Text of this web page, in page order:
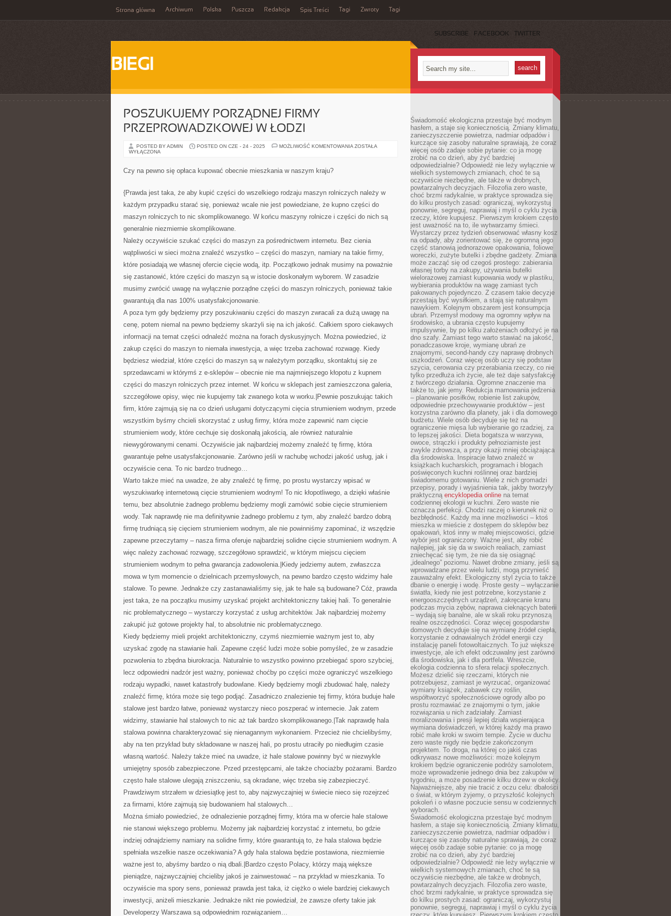
Strona główna Archiwum Polska Puszcza Redakcja Spis Treści Tagi Zwroty Tagi
SUBSCRIBE FACEBOOK TWITTER
BIEGI
POSZUKUJEMY PORZĄDNEJ FIRMY
PRZEPROWADZKOWEJ W ŁODZI
POSTED BY ADMIN POSTED ON CZE - 24 - 2025 MOŻLIWOŚĆ KOMENTOWANIA POSZUKUJEMY
ZOSTAŁA
WYŁĄCZONA
Czy na pewno się opłaca kupować obecnie mieszkania w naszym kraju?
{Prawda jest taka, że aby kupić części do wszelkiego rodzaju maszyn rolniczych należy w
każdym przypadku starać się, ponieważ wcale nie jest powiedziane, że kupno części do
maszyn rolniczych to nic skomplikowanego. W końcu maszyny rolnicze i części do nich są
generalnie niezmiernie skomplikowane.
Należy oczywiście szukać części do maszyn za pośrednictwem internetu. Bez cienia
wątpliwości w sieci można znaleźć wszystko – części do maszyn, namiary na takie firmy,
które posiadają we własnej ofercie cięcie wodą, itp. Początkowo jednak musimy na poważnie
się zastanowić, które części do maszyn są w istocie doskonałym wyborem. W zasadzie
musimy zwrócić uwagę na wyłącznie porządne części do maszyn rolniczych, ponieważ takie
gwarantują dla nas 100% usatysfakcjonowanie.
A poza tym gdy będziemy przy poszukiwaniu części do maszyn zwracali za dużą uwagę na
cenę, potem niemal na pewno będziemy skarżyli się na ich jakość. Całkiem sporo ciekawych
informacji na temat części odnaleźć można na forach dyskusyjnych. Można powiedzieć, iż
zakup części do maszyn to niemała inwestycja, a więc trzeba zachować rozwagę. Kiedy
będziesz wiedział, które części do maszyn są w należytym porządku, skontaktuj się ze
sprzedawcami w którymś z e-sklepów – obecnie nie ma najmniejszego kłopotu z kupnem
części do maszyn rolniczych przez internet. W końcu w sklepach jest zamieszczona galeria,
szczegółowe opisy, więc nie kupujemy tak zwanego kota w worku.|Pewnie poszukując takich
firm, które zajmują się na co dzień usługami dotyczącymi cięcia strumieniem wodnym, przede
wszystkim byśmy chcieli skorzystać z usług firmy, która może zapewnić nam cięcie
strumieniem wody, które cechuje się doskonałą jakością, ale również naturalnie
niewygórowanymi cenami. Oczywiście jak najbardziej możemy znaleźć tę firmę, która
gwarantuje pełne usatysfakcjonowanie. Zarówno jeśli w rachubę wchodzi jakość usług, jak i
oczywiście cena. To nic bardzo trudnego…
Warto także mieć na uwadze, że aby znaleźć tę firmę, po prostu wystarczy wpisać w
wyszukiwarkę internetową cięcie strumieniem wodnym! To nic kłopotliwego, a dzięki właśnie
temu, bez absolutnie żadnego problemu będziemy mogli zamówić sobie cięcie strumieniem
wody. Tak naprawdę nie ma definitywnie żadnego problemu z tym, aby znaleźć bardzo dobrą
firmę trudniącą się cięciem strumieniem wodnym, ale nie powinniśmy zapominać, iż wszędzie
zapewne przeczytamy – nasza firma oferuje najbardziej solidne cięcie strumieniem wodnym. A
więc należy zachować rozwagę, szczegółowo sprawdzić, w którym miejscu cięciem
strumieniem wodnym to pełna gwarancja zadowolenia.|Kiedy jedziemy autem, zwłaszcza
mowa w tym momencie o dzielnicach przemysłowych, na pewno bardzo często widzimy hale
stalowe. To pewne. Jednakże czy zastanawialiśmy się, jak te hale są budowane? Cóż, prawda
jest taka, że na początku musimy uzyskać projekt architektoniczny takiej hali. To generalnie
nic problematycznego – wystarczy korzystać z usług architektów. Jak najbardziej możemy
zakupić już gotowe projekty hal, to absolutnie nic problematycznego.
Kiedy będziemy mieli projekt architektoniczny, czymś niezmiernie ważnym jest to, aby
uzyskać zgodę na stawianie hali. Zapewne część ludzi może sobie pomyśleć, że w zasadzie
pozwolenia to zbędna biurokracja. Naturalnie to wszystko powinno przebiegać sporo szybciej,
lecz odpowiedni nadzór jest ważny, ponieważ choćby po części może ograniczyć wszelkiego
rodzaju wypadki, nawet katastrofy budowlane. Kiedy będziemy mogli zbudować halę, należy
znaleźć firmę, która może się tego podjąć. Zasadniczo znalezienie tej firmy, która buduje hale
stalowe jest bardzo łatwe, ponieważ wystarczy nieco poszperać w internecie. Jak zatem
widzimy, stawianie hal stalowych to nic aż tak bardzo skomplikowanego.|Tak naprawdę hala
stalowa powinna charakteryzować się nienagannym wykonaniem. Przecież nie chcielibyśmy,
aby na ten przykład buty składowane w naszej hali, po prostu utraciły po niedługim czasie
własną wartość. Należy także mieć na uwadze, iż hale stalowe powinny być w niezwykle
umiejętny sposób zabezpieczone. Przed przestępcami, ale także chociażby pożarami. Bardzo
często hale stalowe ulegają zniszczeniu, są okradane, więc trzeba się zabezpieczyć.
Prawdziwym strzałem w dziesiątkę jest to, aby najzwyczajniej w świecie nieco się rozejrzeć
za firmami, które zajmują się budowaniem hal stalowych…
Można śmiało powiedzieć, że odnalezienie porządnej firmy, która ma w ofercie hale stalowe
nie stanowi większego problemu. Możemy jak najbardziej korzystać z internetu, bo gdzie
indziej odnajdziemy namiary na solidne firmy, które gwarantują to, że hala stalowa będzie
spełniała wszelkie nasze oczekiwania? A gdy hala stalowa będzie postawiona, niezmiernie
ważne jest to, abyśmy bardzo o nią dbali.|Bardzo często Polacy, którzy mają większe
pieniądze, najzwyczajniej chcieliby jakoś je zainwestować – na przykład w mieszkania. To
oczywiście ma spory sens, ponieważ prawda jest taka, iż ciężko o wiele bardziej ciekawych
inwestycji, aniżeli mieszkanie. Jednakże nikt nie powiedział, że zawsze oferty takie jak
Developerzy Warszawa są odpowiednim rozwiązaniem…
Świadomość ekologiczna przestaje być modnym
hasłem, a staje się koniecznością. Zmiany klimatu,
zanieczyszczenie powietrza, nadmiar odpadów i
kurczące się zasoby naturalne sprawiają, że coraz
więcej osób zadaje sobie pytanie: co ja mogę
zrobić na co dzień, aby żyć bardziej
odpowiedzialnie? Odpowiedź nie leży wyłącznie w
wielkich systemowych zmianach, choć te są
oczywiście niezbędne, ale także w drobnych,
powtarzalnych decyzjach. Filozofia zero waste,
choć brzmi radykalnie, w praktyce sprowadza się
do kilku prostych zasad: ograniczaj, wykorzystuj
ponownie, segreguj, naprawiaj i myśl o cyklu życia
rzeczy, które kupujesz. Pierwszym krokiem często
jest uważność na to, ile wytwarzamy śmieci.
Wystarczy przez tydzień obserwować własny kosz
na odpady, aby zorientować się, że ogromną jego
część stanowią jednorazowe opakowania, foliowe
woreczki, zużyte butelki i zbędne gadżety. Zmiana
może zacząć się od czegoś prostego: zabierania
własnej torby na zakupy, używania butelki
wielorazowej zamiast kupowania wody w plastiku,
wybierania produktów na wagę zamiast tych
pakowanych pojedynczo. Z czasem takie decyzje
przestają być wysiłkiem, a stają się naturalnym
nawykiem. Kolejnym obszarem jest konsumpcja
ubrań. Przemysł modowy ma ogromny wpływ na
środowisko, a ubrania często kupujemy
impulsywnie, by po kilku założeniach odłożyć je na
dno szafy. Zamiast tego warto stawiać na jakość,
ponadczasowe kroje, wymianę ubrań ze
znajomymi, second-handy czy naprawę drobnych
uszkodzeń. Coraz więcej osób uczy się podstaw
szycia, cerowania czy przerabiania rzeczy, co nie
tylko przedłuża ich życie, ale też daje satysfakcję
z twórczego działania. Ogromne znaczenie ma
także to, jak jemy. Redukcja marnowania jedzenia
– planowanie posiłków, robienie list zakupów,
odpowiednie przechowywanie produktów – jest
korzystna zarówno dla planety, jak i dla domowego
budżetu. Wiele osób decyduje się też na
ograniczenie mięsa lub wybieranie go rzadziej, za
to lepszej jakości. Dieta bogatsza w warzywa,
owoce, strączki i produkty pełnoziarniste jest
zwykle zdrowsza, a przy okazji mniej obciążająca
dla środowiska. Inspiracje łatwo znaleźć w
książkach kucharskich, programach i blogach
poświęconych kuchni roślinnej oraz bardziej
świadomemu gotowaniu. Wiele z nich gromadzi
przepisy, porady i wyjaśnienia tak, jakby tworzyły
praktyczną encyklopedia online na temat
codziennej ekologii w kuchni. Zero waste nie
oznacza perfekcji. Chodzi raczej o kierunek niż o
bezbłędność. Każdy ma inne możliwości – ktoś
mieszka w mieście z dostępem do sklepów bez
opakowań, ktoś inny w małej miejscowości, gdzie
wybór jest ograniczony. Ważne jest, aby robić
najlepiej, jak się da w swoich realiach, zamiast
zniechęcać się tym, że nie da się osiągnąć
„idealnego” poziomu. Nawet drobne zmiany, jeśli są
wprowadzane przez wielu ludzi, mogą przynieść
zauważalny efekt. Ekologiczny styl życia to także
dbanie o energię i wodę. Proste gesty – wyłączanie
światła, kiedy nie jest potrzebne, korzystanie z
energooszczędnych urządzeń, zakręcanie kranu
podczas mycia zębów, naprawa cieknących baterii
– wydają się banalne, ale w skali roku przynoszą
realne oszczędności. Coraz więcej gospodarstw
domowych decyduje się na wymianę źródeł ciepła,
korzystanie z odnawialnych źródeł energii czy
instalację paneli fotowoltaicznych. To już większe
inwestycje, ale ich efekt odczuwalny jest zarówno
dla środowiska, jak i dla portfela. Wreszcie,
ekologia codzienna to sfera relacji społecznych.
Możesz dzielić się rzeczami, których nie
potrzebujesz, zamiast je wyrzucać, organizować
wymiany książek, zabawek czy roślin,
współtworzyć społecznościowe ogrody albo po
prostu rozmawiać ze znajomymi o tym, jakie
rozwiązania u nich zadziałały. Zamiast
moralizowania i presji lepiej działa wspierająca
wymiana doświadczeń, w której każdy ma prawo
robić małe kroki w swoim tempie. Życie w duchu
zero waste nigdy nie będzie zakończonym
projektem. To droga, na której co jakiś czas
odkrywasz nowe możliwości: może kolejnym
krokiem będzie ograniczenie podróży samolotem,
może wprowadzenie jednego dnia bez zakupów w
tygodniu, a może posadzenie kilku drzew w okolicy.
Najważniejsze, aby nie tracić z oczu celu: dbałości
o świat, w którym żyjemy, o przyszłość kolejnych
pokoleń i o własne poczucie sensu w codziennych
wyborach.
Świadomość ekologiczna przestaje być modnym
hasłem, a staje się koniecznością. Zmiany klimatu,
zanieczyszczenie powietrza, nadmiar odpadów i
kurczące się zasoby naturalne sprawiają, że coraz
więcej osób zadaje sobie pytanie: co ja mogę
zrobić na co dzień, aby żyć bardziej
odpowiedzialnie? Odpowiedź nie leży wyłącznie w
wielkich systemowych zmianach, choć te są
oczywiście niezbędne, ale także w drobnych,
powtarzalnych decyzjach. Filozofia zero waste,
choć brzmi radykalnie, w praktyce sprowadza się
do kilku prostych zasad: ograniczaj, wykorzystuj
ponownie, segreguj, naprawiaj i myśl o cyklu życia